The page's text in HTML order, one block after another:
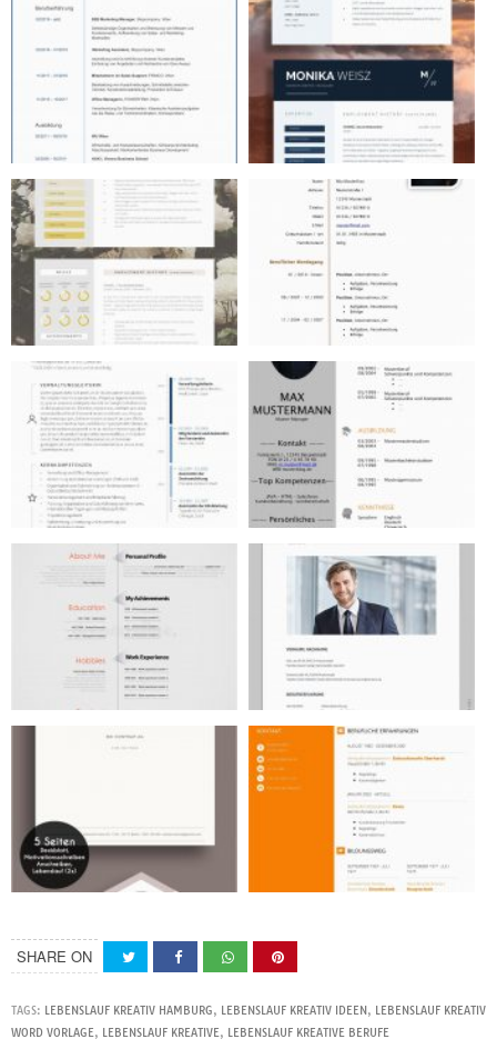
SHARE ON
TAGS: LEBENSLAUF KREATIV HAMBURG, LEBENSLAUF KREATIV IDEEN, LEBENSLAUF KREATIV
WORD VORLAGE, LEBENSLAUF KREATIVE, LEBENSLAUF KREATIVE BERUFE